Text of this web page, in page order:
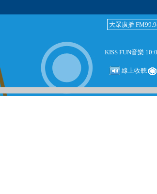
大眾廣播
KISS FUN音樂
線上收聽